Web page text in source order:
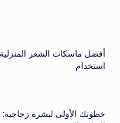
أفضل ماسكات الشعر
استخدام
خطوتك الأولى لبشرة